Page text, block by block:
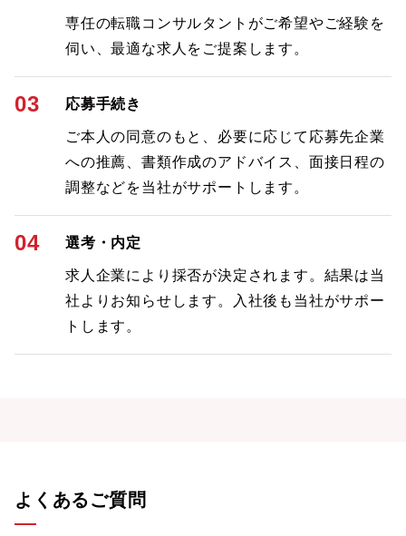
専任の転職コンサルタントがご希望やご経験を
伺い、最適な求人をご提案します。
03 応募手続き
ご本人の同意のもと、必要に応じて応募先企業
への推薦、書類作成のアドバイス、面接日程の
調整などを当社がサポートします。
04 選考・内定
求人企業により採否が決定されます。結果は当
社よりお知らせします。入社後も当社がサポー
トします。
よくあるご質問